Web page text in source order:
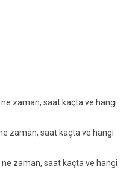
zaman, saat kaçta ve hangi
zaman, saat kaçta ve hangi
zaman, saat kaçta ve hangi